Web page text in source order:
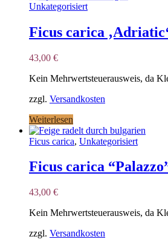
Unkategorisiert
Ficus carica
43,00 €
Kein Mehrwertsteuerausweis, da
zzgl. Versandkosten
Weiterlesen
Ficus carica, Unkategorisiert
Ficus carica
43,00 €
Kein Mehrwertsteuerausweis, da
zzgl. Versandkosten